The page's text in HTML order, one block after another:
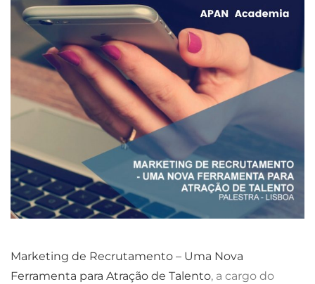
Marketing de Recrutamento – Uma Nova
Ferramenta para Atração de Talento, a cargo do